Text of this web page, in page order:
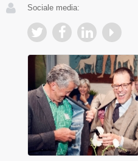
Sociale media: